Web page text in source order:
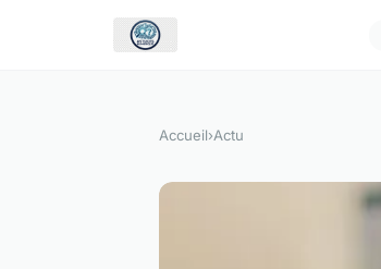
Accueil›Actu